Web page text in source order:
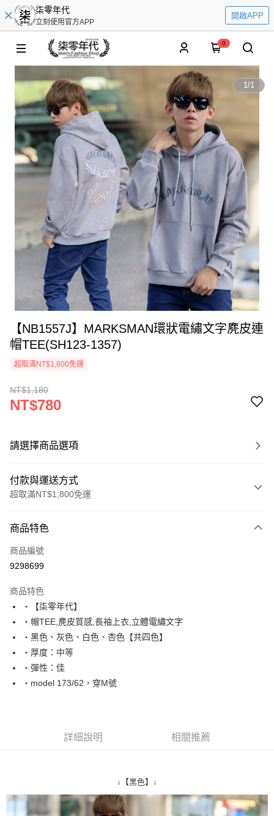
柒零年代
立刻使用官方APP
開啟APP
0
1/1
【NB1557J】MARKSMAN環狀電繡文字麂皮連
帽TEE(SH123-1357)
超取滿NT$1,800免運
NT$1,180
NT$780
請選擇商品選項
付款與運送方式
超取滿NT$1,800免運
信用卡一次付款
超商取貨付款
Apple Pay
街口支付
悠遊付
Google Pay
AFTEE先享後付是「在收到商品之後才付款」的支付方式。 讓您購物簡單
３．安心：先確認商品／服務後，再付款。
【「AFTEE先享後付」結帳流程】
１．於結帳方式選擇「AFTEE先享後付」後，將跳轉至「AFTEE先享後付」
每筆NT$80，滿NT$1,800(含以上)免運費
商品特色
商品編號
9298699
商品特色
‧【柒零年代】
‧帽TEE,麂皮質感,長袖上衣,立體電繡文字
‧黑色、灰色、白色、杏色【共四色】
‧厚度：中等
‧彈性：佳
‧model 173/62，穿M號
詳細說明 相關推薦
↓【黑色】↓